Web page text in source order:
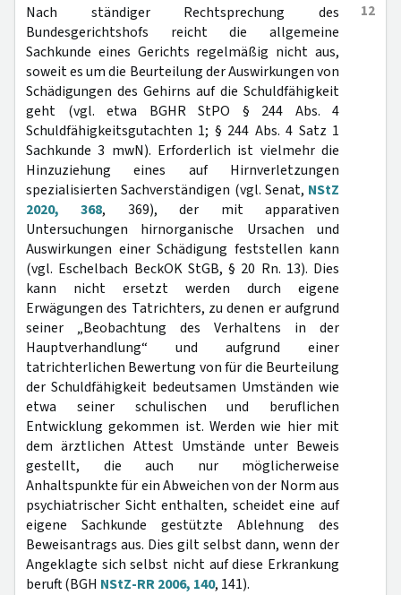
12
Nach ständiger Rechtsprechung des
Bundesgerichtshofs reicht die allgemeine
Sachkunde eines Gerichts regelmäßig nicht aus,
soweit es um die Beurteilung der Auswirkungen von
Schädigungen des Gehirns auf die Schuldfähigkeit
geht (vgl. etwa BGHR StPO § 244 Abs. 4
Schuldfähigkeitsgutachten 1; § 244 Abs. 4 Satz 1
Sachkunde 3 mwN). Erforderlich ist vielmehr die
Hinzuziehung eines auf Hirnverletzungen
spezialisierten Sachverständigen (vgl. Senat, NStZ
2020, 368, 369), der mit apparativen
Untersuchungen hirnorganische Ursachen und
Auswirkungen einer Schädigung feststellen kann
(vgl. Eschelbach BeckOK StGB, § 20 Rn. 13). Dies
kann nicht ersetzt werden durch eigene
Erwägungen des Tatrichters, zu denen er aufgrund
seiner „Beobachtung des Verhaltens in der
Hauptverhandlung“ und aufgrund einer
tatrichterlichen Bewertung von für die Beurteilung
der Schuldfähigkeit bedeutsamen Umständen wie
etwa seiner schulischen und beruflichen
Entwicklung gekommen ist. Werden wie hier mit
dem ärztlichen Attest Umstände unter Beweis
gestellt, die auch nur möglicherweise
Anhaltspunkte für ein Abweichen von der Norm aus
psychiatrischer Sicht enthalten, scheidet eine auf
eigene Sachkunde gestützte Ablehnung des
Beweisantrags aus. Dies gilt selbst dann, wenn der
Angeklagte sich selbst nicht auf diese Erkrankung
beruft (BGH NStZ-RR 2006, 140, 141).